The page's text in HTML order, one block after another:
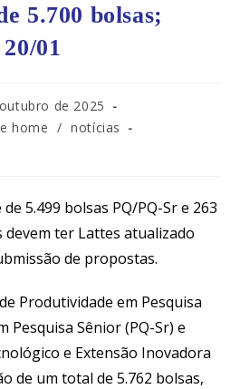
5.700 bolsas;
01
de 2025
home / notícias
5.499 bolsas PQ/PQ-Sr e 263
devem ter Lattes atualizado
de propostas.
Produtividade em Pesquisa
Pesquisa Sênior (PQ-Sr) e
e Extensão Inovadora
de um total de 5.762 bolsas,